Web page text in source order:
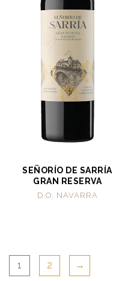
SEÑORÍO DE SARRÍA
GRAN RESERVA
D.O. NAVARRA
1 2 →